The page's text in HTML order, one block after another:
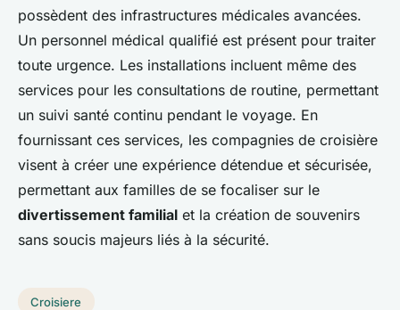
possèdent des infrastructures médicales avancées.
Un personnel médical qualifié est présent pour traiter
toute urgence. Les installations incluent même des
services pour les consultations de routine, permettant
un suivi santé continu pendant le voyage. En
fournissant ces services, les compagnies de croisière
visent à créer une expérience détendue et sécurisée,
permettant aux familles de se focaliser sur le
divertissement familial et la création de souvenirs
sans soucis majeurs liés à la sécurité.
Croisiere